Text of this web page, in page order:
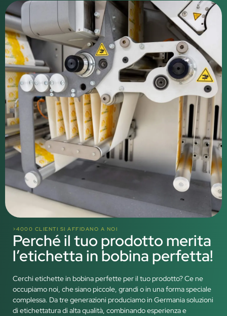
>4000 CLIENTI SI AFFIDANO A NOI
Perché il tuo prodotto merita
l’etichetta in bobina perfetta!
Cerchi etichette in bobina perfette per il tuo prodotto? Ce ne
occupiamo noi, che siano piccole, grandi o in una forma speciale
complessa. Da tre generazioni produciamo in Germania soluzioni
di etichettatura di alta qualità, combinando esperienza e